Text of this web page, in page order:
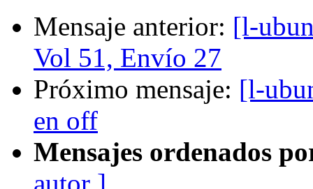
Mensaje anterior: [l-
Vol 51, Envío 27
Próximo mensaje: [l-
en off
Mensajes ordenados